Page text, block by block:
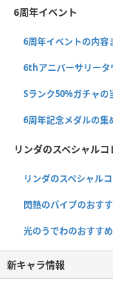
6周年イベント
6周年イベントの内容
6thアニバーサリータ
Sランク50%ガチャの
6周年記念メダルの集
リンダのスペシャルコ
リンダのスペシャル
閃熱のパイプのおす
光のうでわのおすす
新キャラ情報